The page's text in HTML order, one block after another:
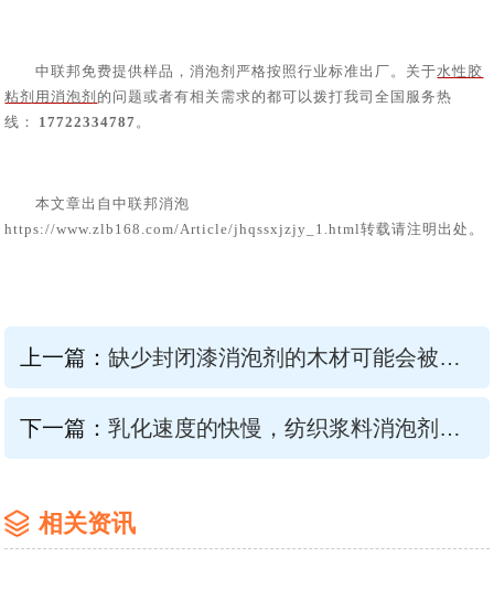
中联邦免费提供样品，消泡剂严格按照行业标准出厂。关于水性胶
粘剂用消泡剂 的问题或者有相关需求的都可以拨打我司全国服务热
线：
17722334787 。
本文章出自中联邦消泡
https://www.zlb168.com/Article/jhqssxjzjy_1.html转载请注明出处。
上一篇： 缺少封闭漆消泡剂的木材可能会被抛弃？
下一篇： 乳化速度的快慢，纺织浆料消泡剂是关键
相关资讯